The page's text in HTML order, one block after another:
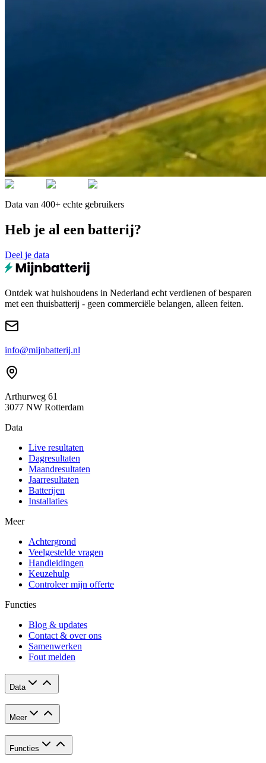
Data van 400+ echte gebruikers
Heb je al een batterij?
Deel je data
Ontdek wat huishoudens in Nederland echt verdienen of besparen
met een thuisbatterij - geen commerciële belangen, alleen feiten.
info@mijnbatterij.nl
Arthurweg 61
3077 NW Rotterdam
Data
Live resultaten
Dagresultaten
Maandresultaten
Jaarresultaten
Batterijen
Installaties
Meer
Achtergrond
Veelgestelde vragen
Handleidingen
Keuzehulp
Controleer mijn offerte
Functies
Blog & updates
Contact & over ons
Samenwerken
Fout melden
Data
Meer
Functies